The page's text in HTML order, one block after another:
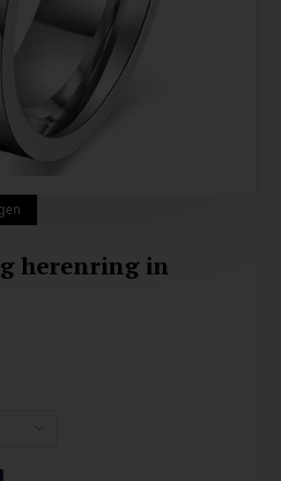
herenring in